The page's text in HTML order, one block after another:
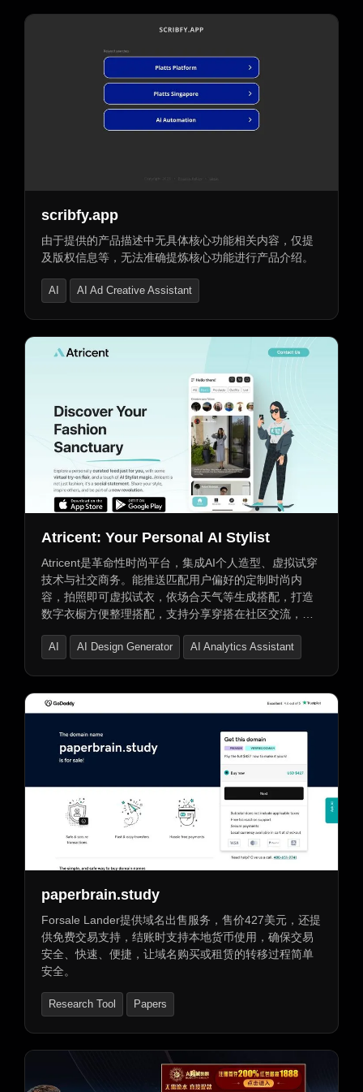
scribfy.app
由于提供的产品描述中无具体核心功能相关内容，仅提
及版权信息等，无法准确提炼核心功能进行产品介绍。
AI
AI Ad Creative Assistant
Atricent: Your Personal AI Stylist
Atricent是革命性时尚平台，集成AI个人造型、虚拟试穿
技术与社交商务。能推送匹配用户偏好的定制时尚内
容，拍照即可虚拟试衣，依场合天气等生成搭配，打造
数字衣橱方便整理搭配，支持分享穿搭在社区交流，还
AI AI Design Generator AI Analytics Assistant
paperbrain.study
Forsale Lander提供域名出售服务，售价427美元，还提
供免费交易支持，结账时支持本地货币使用，确保交易
安全、快速、便捷，让域名购买或租赁的转移过程简单
安全。
Research Tool Papers